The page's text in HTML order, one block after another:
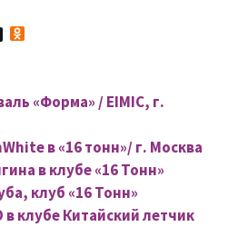
l
s
n
i
k
i
«Форма» / EIMIC, г.
в «16 тонн»/ г. Москва
в клубе «16 Тонн»
клуб «16 Тонн»
в клубе Китайский летчик